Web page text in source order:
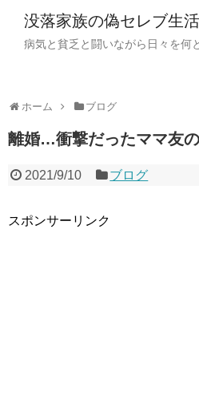
没落家族の偽セレブ生活
病気と貧乏と闘いながら日々を何
ホーム ブログ
離婚…衝撃だったママ友
2021/9/10 ブログ
スポンサーリンク